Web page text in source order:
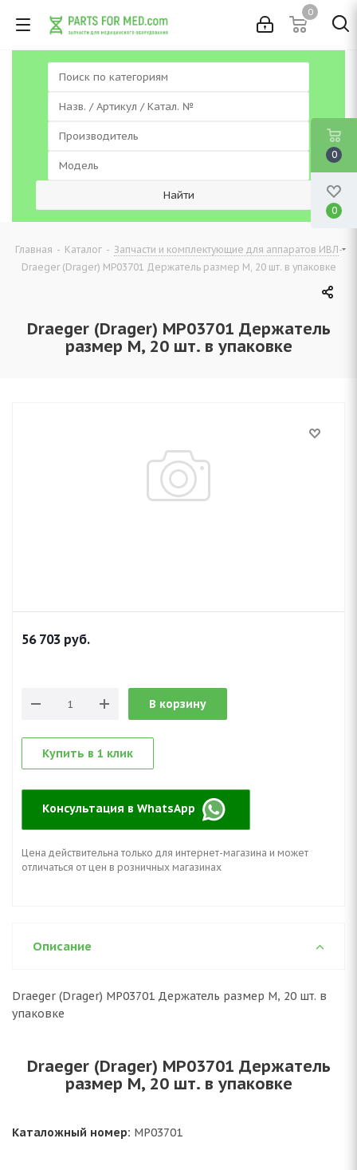
0
Главная - Каталог - Запчасти и комплектующие для аппаратов ИВЛ-
Draeger (Drager) MP03701 Держатель размер M, 20 шт. в упаковке
Draeger (Drager) MP03701 Держатель
размер M, 20 шт. в упаковке
56 703 руб.
В корзину
Купить в 1 клик
Консультация в WhatsApp
Цена действительна только для интернет-магазина и может
отличаться от цен в розничных магазинах
Описание
Draeger (Drager) MP03701 Держатель размер M, 20 шт. в
упаковке
Draeger (Drager) MP03701 Держатель
размер M, 20 шт. в упаковке
Каталожный номер: MP03701
0
0